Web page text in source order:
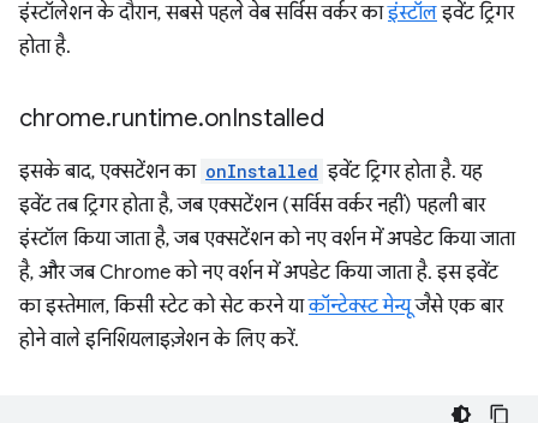
इंस्टॉलेशन के दौरान, सबसे पहले वेब सर्विस वर्कर काइंस्टॉलइवेंट ट्रिगर
होता है.
chrome.runtime.onInstalled
इसके बाद, एक्सटेंशन का onInstalled इवेंट ट्रिगर होता है. यह
इवेंट तब ट्रिगर होता है, जब एक्सटेंशन (सर्विस वर्कर नहीं) पहली बार
इंस्टॉल किया जाता है, जब एक्सटेंशन को नए वर्शन में अपडेट किया जाता
है, और जब Chrome को नए वर्शन में अपडेट किया जाता है. इस इवेंट
का इस्तेमाल, किसी स्टेट को सेट करने याकॉन्टेक्स्ट मेन्यूजैसे एक बार
होने वाले इनिशियलाइज़ेशन के लिए करें.